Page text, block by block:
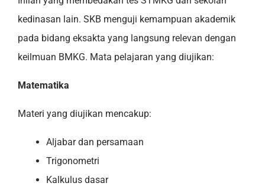
kedinasan lain. SKB menguji kemampuan akademik
pada bidang eksakta yang langsung relevan dengan
keilmuan BMKG. Mata pelajaran yang diujikan:
Matematika
Materi yang diujikan mencakup:
Aljabar dan persamaan
Trigonometri
Kalkulus dasar